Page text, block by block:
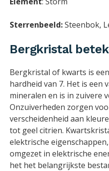
Sterrenbeeld:Steenbok,
Bergkristal
Bergkristal of kwarts is
hardheid van 7. Het is een
mineralen en is in zuivere
Onzuiverheden zorgen
verscheidenheid aan
tot geel citrien.
elektrische
omgezet in elektrische
het het belangrijkste